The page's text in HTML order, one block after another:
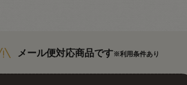
メール便対応商品です※利用条件あり